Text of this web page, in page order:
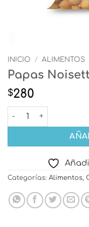
INICIO / ALIMENTOS
Papas
$280
Papas Noisette Crufi
Categorías: Alimentos,